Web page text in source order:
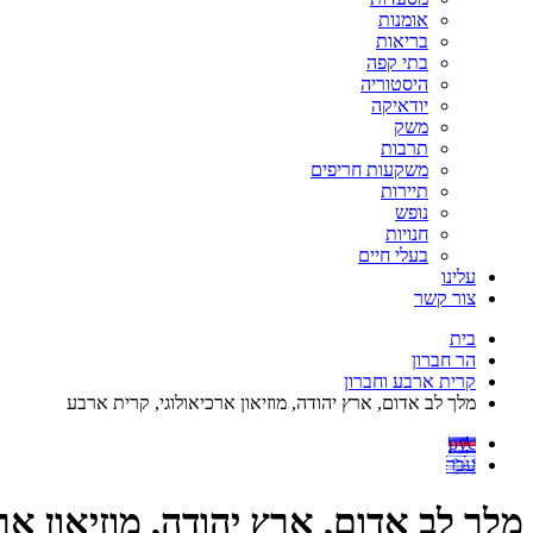
אומנות
בריאות
בתי קפה
היסטוריה
יודאיקה
משק
תרבות
משקעות חריפים
תיירות
נופש
חנויות
בעלי חיים
עלינו
צור קשר
בית
הר חברון
קרית ארבע וחברון
מלך לב אדום, ארץ יהודה, מוזיאון ארכיאולוגי, קרית ארבע
рус
עבר
מלך לב אדום, ארץ יהודה, מוזיאון